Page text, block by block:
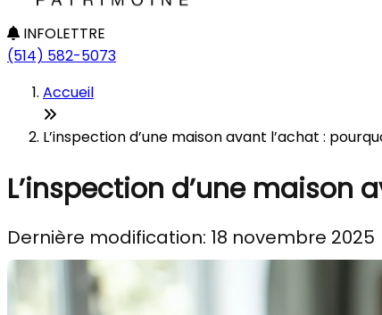
INFOLETTRE
(514) 582-5073
Accueil
L’inspection d’une maison avant l’achat :
L’inspection d’une maison
Dernière modification: 18 novembre 2025